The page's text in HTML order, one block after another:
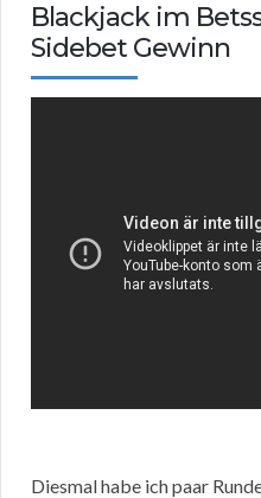
Blackjack im
Sidebet Gewinn
Diesmal habe ich paar